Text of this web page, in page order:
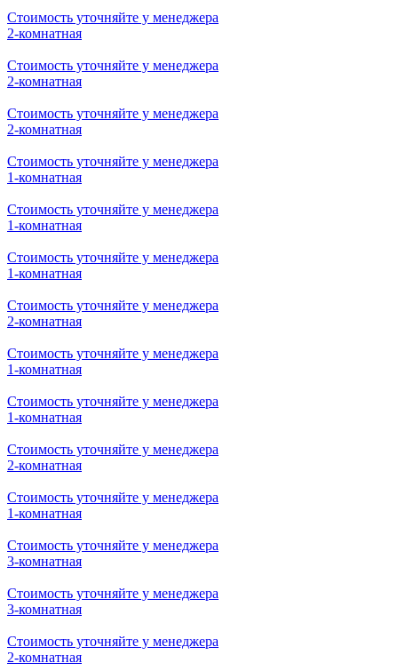
Стоимость уточняйте у менеджера
2-комнатная
Стоимость уточняйте у менеджера
2-комнатная
Стоимость уточняйте у менеджера
2-комнатная
Стоимость уточняйте у менеджера
1-комнатная
Стоимость уточняйте у менеджера
1-комнатная
Стоимость уточняйте у менеджера
1-комнатная
Стоимость уточняйте у менеджера
2-комнатная
Стоимость уточняйте у менеджера
1-комнатная
Стоимость уточняйте у менеджера
1-комнатная
Стоимость уточняйте у менеджера
2-комнатная
Стоимость уточняйте у менеджера
1-комнатная
Стоимость уточняйте у менеджера
3-комнатная
Стоимость уточняйте у менеджера
3-комнатная
Стоимость уточняйте у менеджера
2-комнатная